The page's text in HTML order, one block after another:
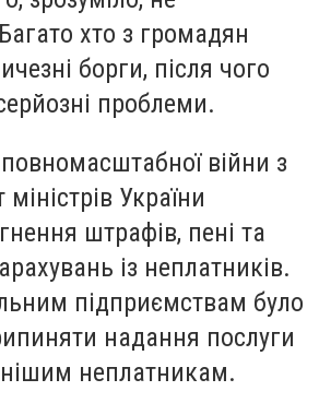
хто з громадян
борги, після чого
проблеми.
війни з
України
штрафів, пені та
із неплатників.
підприємствам було
надання послуги
неплатникам.